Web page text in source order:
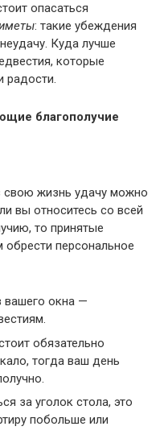
опасаться
: такие убеждения
Куда лучше
которые
радости.
благополучие
свою жизнь удачу можно
вы относитесь со всей
то принятые
обрести персональное
вашего окна —
обязательно
тогда ваш день
за уголок стола, это
побольше или